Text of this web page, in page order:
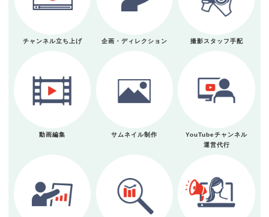
チャンネル立ち上げ 企画・ディレクション 撮影スタッフ手配
動画編集 サムネイル制作
YouTubeチャンネル
運営代行